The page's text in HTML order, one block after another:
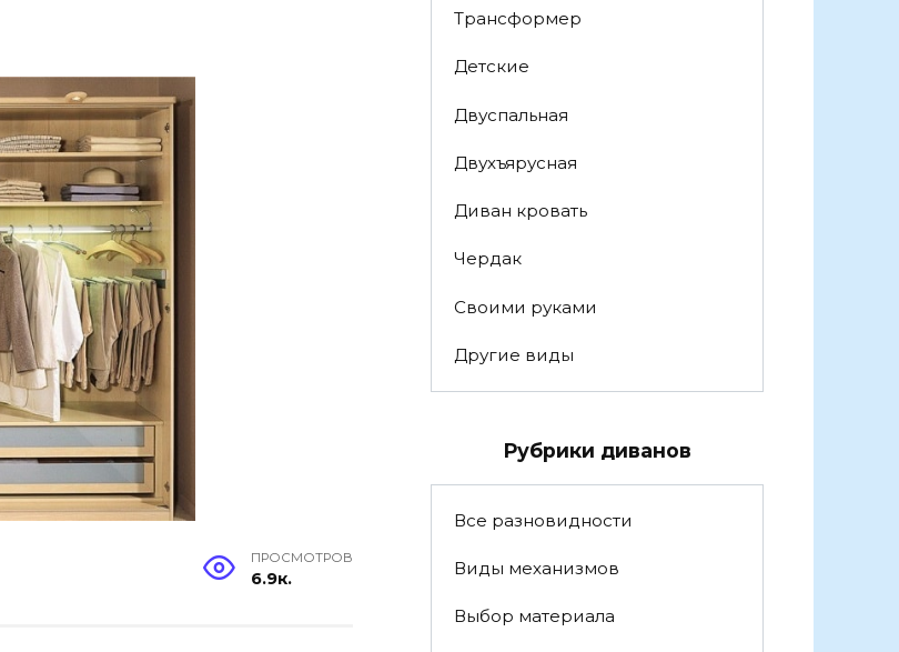
ПРОСМОТРОВ
6.9к.
Трансформер
Детские
Двуспальная
Двухъярусная
Диван кровать
Чердак
Своими руками
Другие виды
Рубрики диванов
Все разновидности
Виды механизмов
Выбор материала